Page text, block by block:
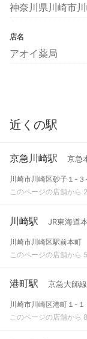
神奈川県川崎市
店名
アオイ薬局
近くの駅
京急川崎駅 京急
川崎市川崎区砂子１-３
このページの店舗から
川崎駅 JR東海道
川崎市川崎区駅前本町
このページの店舗から
港町駅 京急大師線
川崎市川崎区港町１-１
このページの店舗から